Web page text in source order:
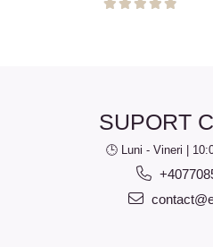
SUPORT
🕒 Luni - Vineri |